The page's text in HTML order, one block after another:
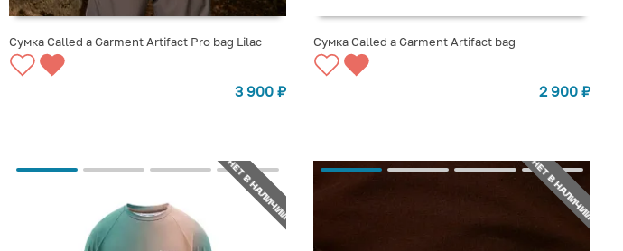
СООБЩИТЬ О ПОСТУПЛЕНИИ
Сумка Called a Garment Artifact Pro bag Lilac
3 900 ₽
СООБЩИТЬ О ПОСТУПЛЕНИИ
Сумка Called a Garment Artifact bag
2 900 ₽
НЕТ В НАЛИЧИИ НЕТ В НАЛИЧИИ